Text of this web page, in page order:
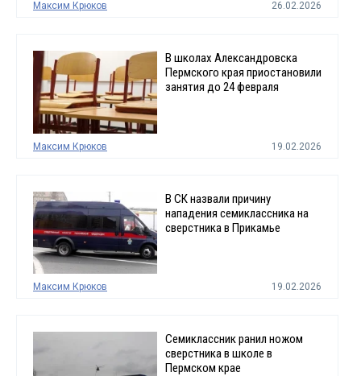
Максим Крюков 26.02.2026
В школах Александровска
Пермского края приостановили
занятия до 24 февраля
Максим Крюков 19.02.2026
В СК назвали причину
нападения семиклассника на
сверстника в Прикамье
Максим Крюков 19.02.2026
Семиклассник ранил ножом
сверстника в школе в
Пермском крае